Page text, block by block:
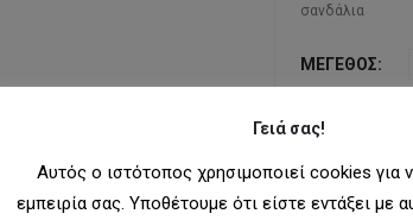
σανδάλια
ΜΈΓΕΘΟΣ
Γειά σας!
Αυτός ο ιστότοπος χρησιμοποιεί cookies για
εμπειρία σας. Υποθέτουμε ότι είστε εντάξει με